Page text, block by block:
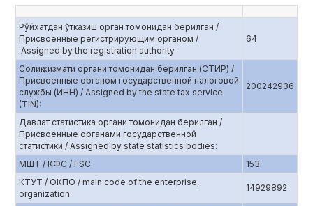
Рўйхатдан ўтказиш орган томонидан берилган /
Присвоенные регистрирующим органом /
:Assigned by the registration authority
64
Солиқ хизмати органи томонидан берилган (СТИР) /
Присвоенные органом государственной налоговой
службы (ИНН) / Assigned by the state tax service
(TIN):
200242936
Давлат статистика органи томонидан берилган /
Присвоенные органами государственной
статистики / Assigned by state statistics bodies:
МШТ / КФС / FSC:
153
КТУТ / ОКПО / main code of the enterprise,
organization:
14929892